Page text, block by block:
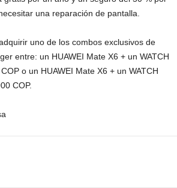
una reparación de pantalla.
uno de los combos exclusivos de
entre: un HUAWEI Mate X6 + un WATCH
o un HUAWEI Mate X6 + un WATCH
COP.